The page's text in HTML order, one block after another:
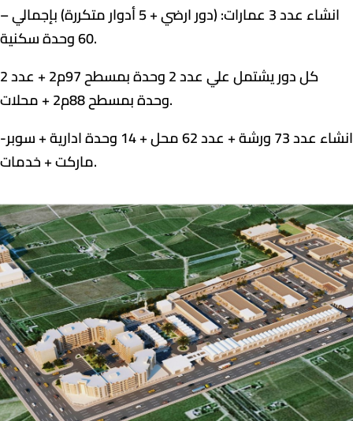
– انشاء عدد 3 عمارات: (دور ارضي + 5 أدوار متكررة) بإجمالي
60 وحدة سكنية.
كل دور يشتمل علي عدد 2 وحدة بمسطح 97م2 + عدد 2
وحدة بمسطح 88م2 + محلات.
-انشاء عدد 73 ورشة + عدد 62 محل + 14 وحدة ادارية + سوبر
ماركت + خدمات.